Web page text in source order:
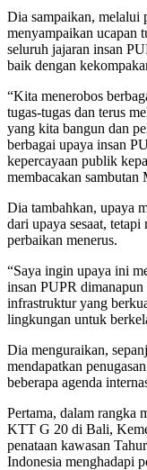
Dia sampaikan, melalui
menyampaikan ucapan
seluruh jajaran insan
baik dengan
“Kita menerobos
tugas-tugas dan terus
yang kita bangun dan
berbagai upaya insan
kepercayaan publik
membacakan sambutan
Dia tambahkan, upaya
dari upaya sesaat,
perbaikan menerus.
“Saya ingin upaya ini
insan PUPR
infrastruktur yang
lingkungan untuk
Dia menguraikan,
mendapatkan
beberapa agenda
Pertama, dalam rangka
KTT G 20 di Bali,
penataan kawasan
Indonesia menghadapi